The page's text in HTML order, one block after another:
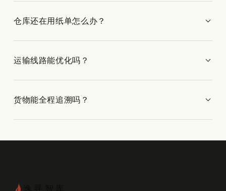
仓库还在用纸单怎么办？
运输线路能优化吗？
货物能全程追溯吗？